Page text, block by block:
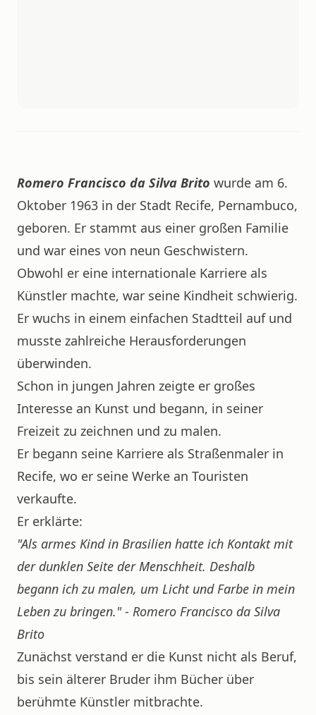
Romero Francisco da Silva Brito wurde am 6.
Oktober 1963 in der Stadt Recife, Pernambuco,
geboren. Er stammt aus einer großen Familie
und war eines von neun Geschwistern.
Obwohl er eine internationale Karriere als
Künstler machte, war seine Kindheit schwierig.
Er wuchs in einem einfachen Stadtteil auf und
musste zahlreiche Herausforderungen
überwinden.
Schon in jungen Jahren zeigte er großes
Interesse an Kunst und begann, in seiner
Freizeit zu zeichnen und zu malen.
Er begann seine Karriere als Straßenmaler in
Recife, wo er seine Werke an Touristen
verkaufte.
Er erklärte:
"Als armes Kind in Brasilien hatte ich Kontakt mit
der dunklen Seite der Menschheit. Deshalb
begann ich zu malen, um Licht und Farbe in mein
Leben zu bringen."- Romero Francisco da Silva
Brito
Zunächst verstand er die Kunst nicht als Beruf,
bis sein älterer Bruder ihm Bücher über
berühmte Künstler mitbrachte.